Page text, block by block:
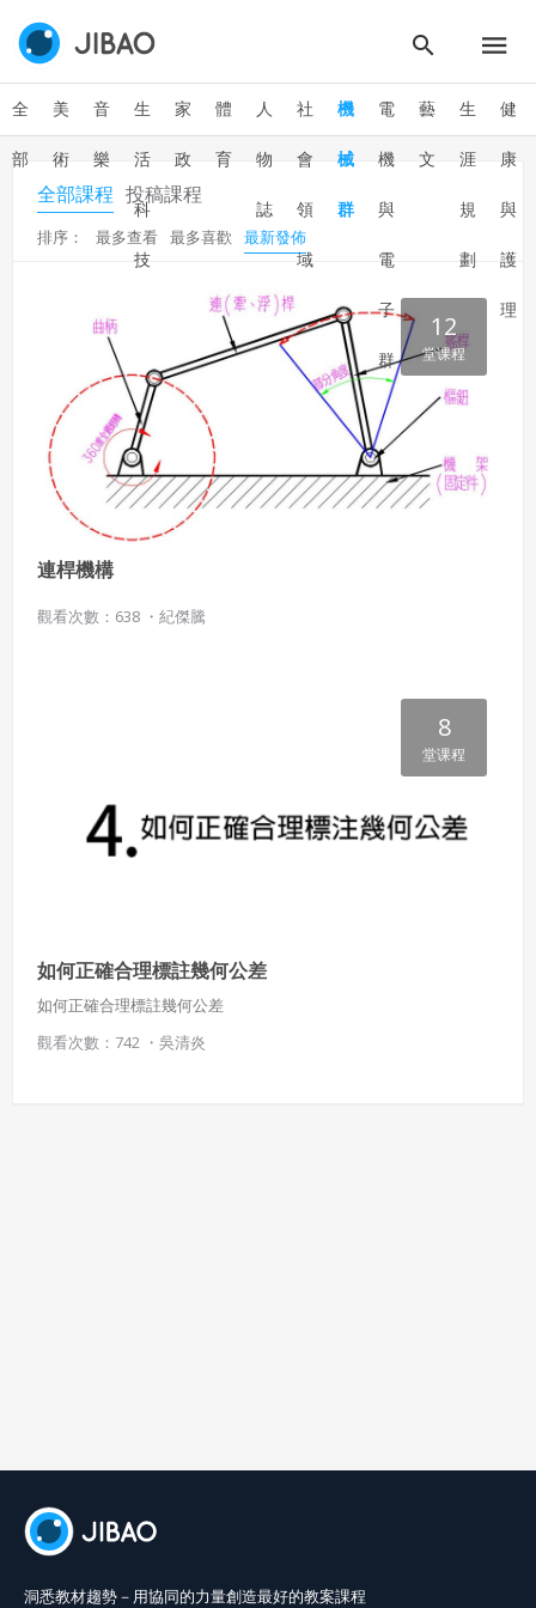
全
部
美
術
音
樂
生
活
科
技
家
政
體
育
人
物
誌
社
會
領
域
機
械
群
電
機
與
電
子
群
藝
文
生
涯
規
劃
健
康
與
護
理
全部課程 投稿課程
排序： 最多查看 最多喜歡 最新發佈
12
堂课程
連桿機構
觀看次數：638 ・ 紀傑騰
8
堂课程
如何正確合理標註幾何公差
如何正確合理標註幾何公差
觀看次數：742 ・ 吳清炎
還沒有註冊帳號嗎？點擊立刻註冊
已閱讀使用條款和
已經有註冊帳號了嗎？點擊立刻登入
授權內容：係指吉寶系統有限公司（吉寶系統公司）所有或
經授權使用而置放於吉寶知識系統網站或系統內之著作物。
衍生著作：係指就授權內容改作之創作。
二、會員規範
會員同意遵守本系統之會員規範、著作權條款及隱私權政
策。
違反前項約定者，本系統得終止會員資格。
三、著作權授權
會員得於本系統內使用授權內容，除經著作權人有標示採取
創用CC授權或其他授權者，會員不得重製、轉載、散布或類
似方法流通授權內容。
本系統防盜拷措施或類似措施，會員不得予以破解、破壞或
以其他方法規避。
會員使用本系統之費用，由吉寶系統公司定之並按月收取。
吉寶系統公司得不定期公告與調整費用。
四、會員授權
會員享有其創作之衍生著作的著作權，但會員同意吉寶系統
作物，會員享有所有權或經合法授權。
如會員違反前項約定致吉寶系統公司遭追訴、請求或求償
六、終止
會員違反本合約或本系統任一規定者，吉寶系統公司得終止
我同意上述會員條款
同意上述條款，確定註冊
洞悉教材趨勢－用協同的力量創造最好的教案課程